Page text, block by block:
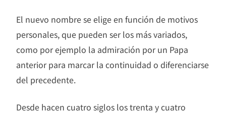
El nuevo nombre se elige en función de motivos
personales, que pueden ser los más variados,
como por ejemplo la admiración por un Papa
anterior para marcar la continuidad o diferenciarse
del precedente.
Desde hacen cuatro siglos los trenta y cuatro